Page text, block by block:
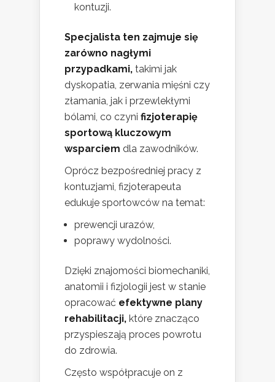
kontuzji.
Specjalista ten zajmuje się
zarówno nagłymi
przypadkami, takimi jak
dyskopatia, zerwania mięśni czy
złamania, jak i przewlekłymi
bólami, co czyni fizjoterapię
sportową kluczowym
wsparciem dla zawodników.
Oprócz bezpośredniej pracy z
kontuzjami, fizjoterapeuta
edukuje sportowców na temat:
prewencji urazów,
poprawy wydolności.
Dzięki znajomości biomechaniki,
anatomii i fizjologii jest w stanie
opracować efektywne plany
rehabilitacji, które znacząco
przyspieszają proces powrotu
do zdrowia.
Często współpracuje on z